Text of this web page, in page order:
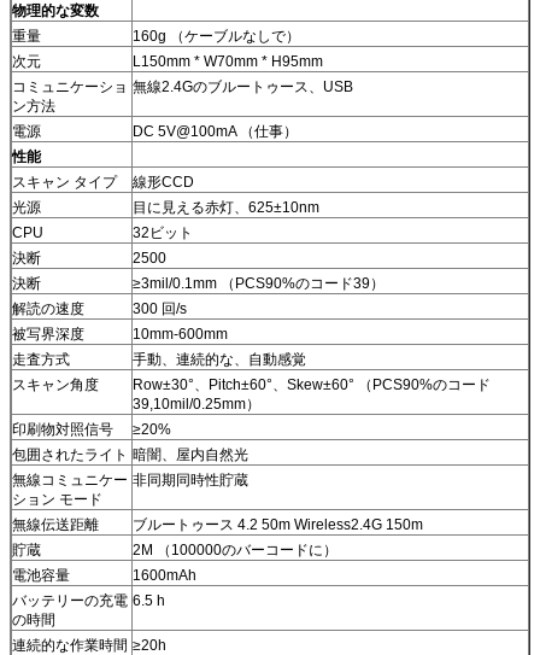
物理的な変数
重量
160g （ケーブルなしで）
次元
L150mm * W70mm * H95mm
コミュニケーショ
ン方法
無線2.4Gのブルートゥース、USB
電源
DC 5V@100mA （仕事）
性能
スキャン タイプ
線形CCD
光源
目に見える赤灯、625±10nm
CPU
32ビット
決断
2500
決断
≥3mil/0.1mm （PCS90%のコード39）
解読の速度
300 回/s
被写界深度
10mm-600mm
走査方式
手動、連続的な、自動感覚
スキャン角度
Row±30°、Pitch±60°、Skew±60° （PCS90%のコード
39,10mil/0.25mm）
印刷物対照信号
≥20%
包囲されたライト 暗闇、屋内自然光
無線コミュニケー
ション モード
非同期同時性貯蔵
無線伝送距離
ブルートゥース 4.2 50m Wireless2.4G 150m
貯蔵
2M （100000のバーコードに）
電池容量
1600mAh
バッテリーの充電
の時間
6.5 h
連続的な作業時間 ≥20h